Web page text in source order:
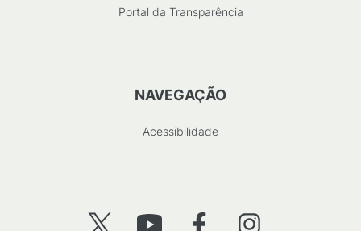
Portal da Transparência
NAVEGAÇÃO
Acessibilidade